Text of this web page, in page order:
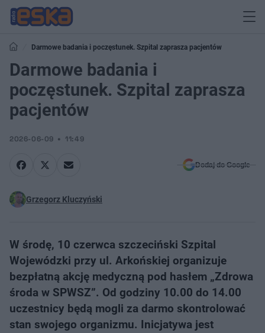
Darmowe badania i poczęstunek. Szpital zaprasza pacjentów
Darmowe badania i
poczęstunek. Szpital zaprasza
pacjentów
2026-06-09 11:49
Dodaj do Google
Grzegorz Kluczyński
W środę, 10 czerwca szczeciński Szpital
Wojewódzki przy ul. Arkońskiej organizuje
bezpłatną akcję medyczną pod hasłem „Zdrowa
środa w SPWSZ”. Od godziny 10.00 do 14.00
uczestnicy będą mogli za darmo skontrolować
stan swojego organizmu. Inicjatywa jest